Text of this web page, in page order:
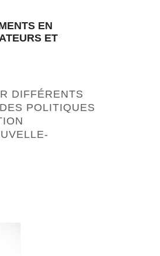
EN
ET
DIFFÉRENTS
POLITIQUES